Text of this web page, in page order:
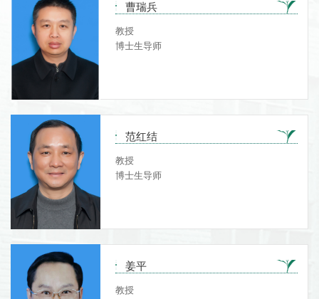
曹瑞兵
教授
博士生导师
范红结
教授
博士生导师
姜平
教授